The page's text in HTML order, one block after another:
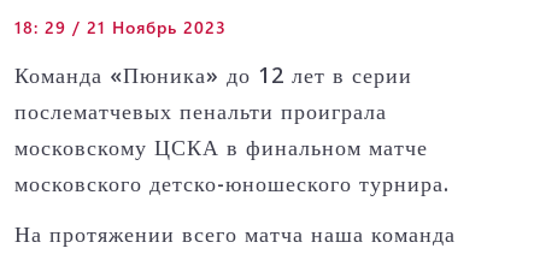
18: 29 / 21 Ноябрь 2023
Команда «Пюника» до 12 лет в серии
послематчевых пенальти проиграла
московскому ЦСКА в финальном матче
московского детско-юношеского турнира.
На протяжении всего матча наша команда